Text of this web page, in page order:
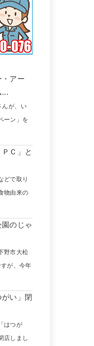
・アー
...
んが、い
ーン」を
Ｃ」と
どで取り
物由来の
園のじゃ
野市大松
が、今年
がい」閉
はつが
店しまし